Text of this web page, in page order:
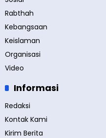
Rabthah
Kebangsaan
Keislaman
Organisasi
Video
Informasi
Redaksi
Kontak Kami
Kirim Berita